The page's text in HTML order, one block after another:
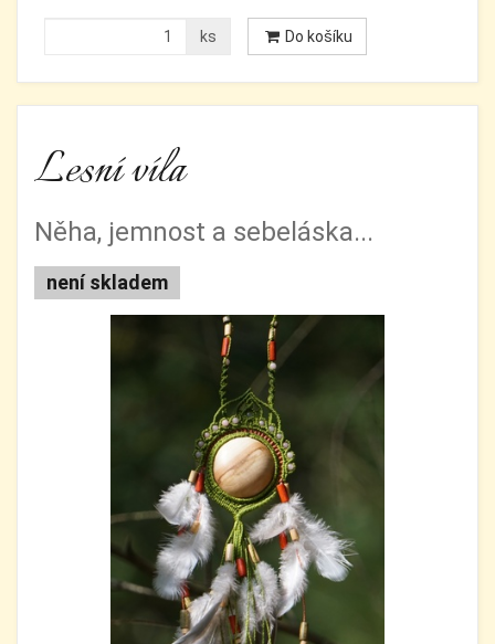
ks Do košíku
Lesní víla
Něha, jemnost a sebeláska...
není skladem